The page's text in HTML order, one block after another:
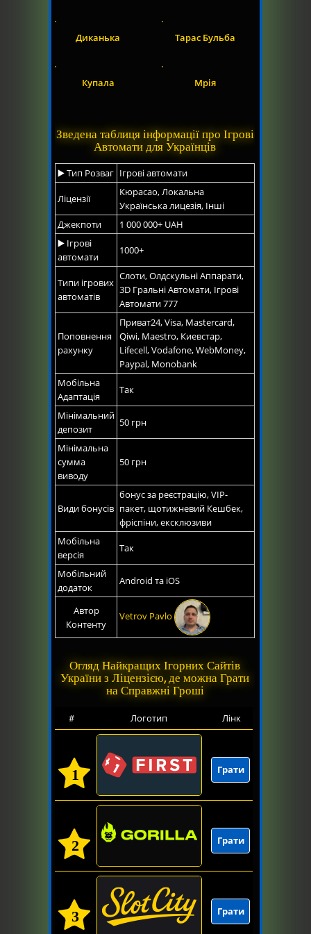
Диканька Тарас Бульба
Купала Мрія
Зведена таблиця інформації про Ігрові
Автомати для Українців
▶️ Тип Розваг Ігрові автомати
Ліцензії
Кюрасао, Локальна
Українська лицезія, Інші
Джекпоти
1 000 000+ UAH
▶️ Ігрові
автомати
1000+
Типи ігрових
автоматів
Слоти, Олдскульні Аппарати,
3D Гральні Автомати, Ігрові
Автомати 777
Поповнення
рахунку
Приват24, Visa, Mastercard,
Qiwi, Maestro, Киевстар,
Lifecell, Vodafone, WebMoney,
Paypal, Monobank
Мобільна
Адаптація
Так
Мінімальний
депозит
50 грн
Мінімальна
сумма
виводу
50 грн
Види бонусів
бонус за реєстрацію, VIP-
пакет, щотижневий Кешбек,
фріспіни, ексклюзиви
Мобільна
версія
Так
Мобільний
додаток
Android та iOS
Автор
Контенту
Vetrov Pavlo
Огляд Найкращих Ігорних Сайтів
України з Ліцензією, де можна Грати
на Справжні Гроші
# Логотип Лінк
1 Грати
2 Грати
3 Грати